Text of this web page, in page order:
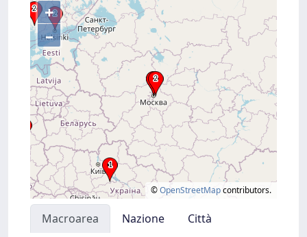
+
–
©OpenStreetMapcontributors.
Macroarea Nazione
Città